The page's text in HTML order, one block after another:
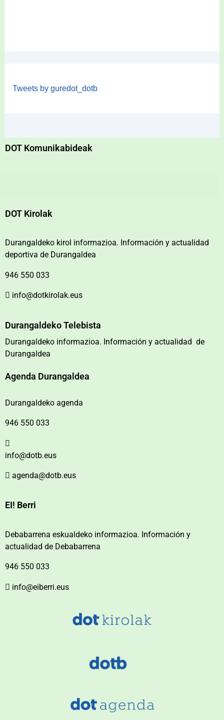
Tweets by guredot_dotb
DOT Komunikabideak
DOT Kirolak
Durangaldeko kirol informazioa. Información y actualidad
deportiva de Durangaldea
946 550 033
info@dotkirolak.eus
Durangaldeko Telebista
Durangaldeko informazioa. Información y actualidad de
Durangaldea
Agenda Durangaldea
Durangaldeko agenda
946 550 033
info@dotb.eus
agenda@dotb.eus
EI! Berri
Debabarrena eskualdeko informazioa. Información y
actualidad de Debabarrena
946 550 033
info@eiberri.eus